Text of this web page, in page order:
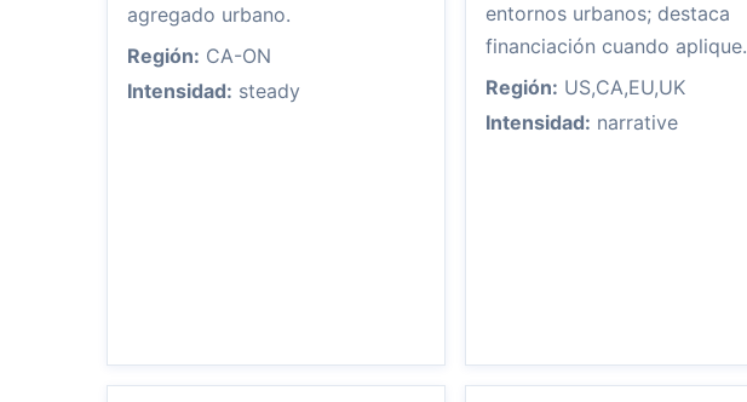
agregado urbano.
Región: CA-ON
Intensidad: steady
entornos urbanos; destaca
financiación cuando aplique.
Región: US,CA,EU,UK
Intensidad: narrative